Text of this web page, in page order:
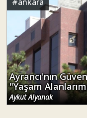
Ayrancı'nın
"Yaşam
Aykut Alyanak